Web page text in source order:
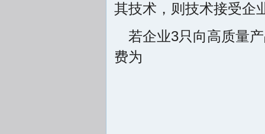
其技术，则技术接受企
若企业3只向高质量
费为